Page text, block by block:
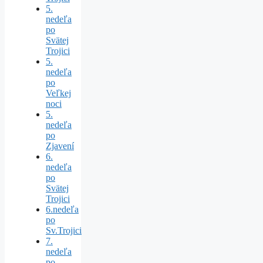
5.
nedeľa
po
Svätej
Trojici
5.
nedeľa
po
Veľkej
noci
5.
nedeľa
po
Zjavení
6.
nedeľa
po
Svätej
Trojici
6.nedeľa
po
Sv.Trojici
7.
nedeľa